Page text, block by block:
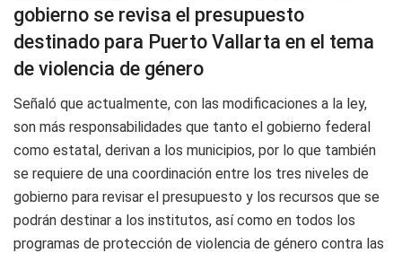
gobierno se revisa el presupuesto
destinado para Puerto Vallarta en el tema
de violencia de género
Señaló que actualmente, con las modificaciones a la ley,
son más responsabilidades que tanto el gobierno federal
como estatal, derivan a los municipios, por lo que también
se requiere de una coordinación entre los tres niveles de
gobierno para revisar el presupuesto y los recursos que se
podrán destinar a los institutos, así como en todos los
programas de protección de violencia de género contra las